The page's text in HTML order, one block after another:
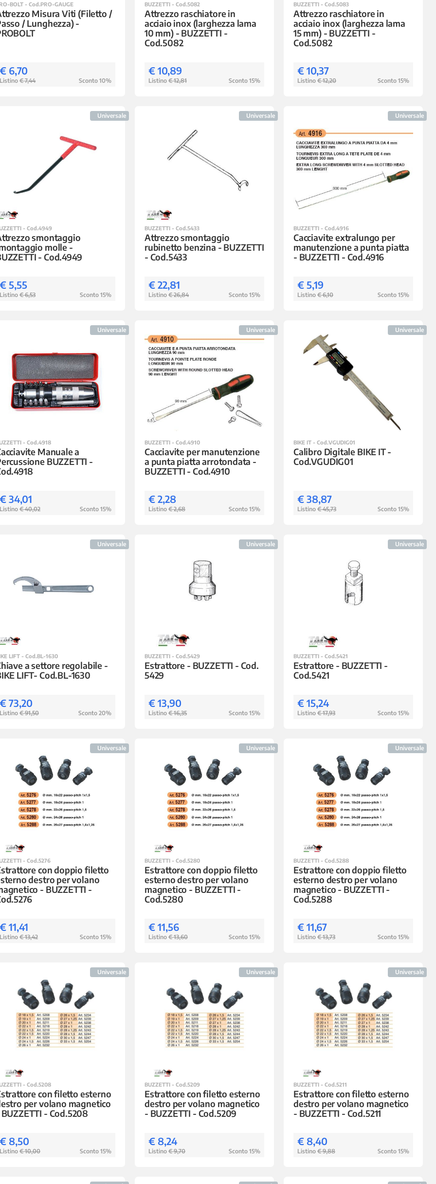
BOLT - Cod.PRO-GAUGE
Misura Viti (Filetto /
/ Lunghezza) -
6,70
€ 7,44 Sconto 10%
BUZZETTI - Cod.5082
Attrezzo raschiatore in
acciaio inox (larghezza lama
10 mm) - BUZZETTI -
Cod.5082
€ 10,89
Listino € 12,81 Sconto 15%
BUZZETTI - Cod.5083
Attrezzo raschiatore in
acciaio inox (larghezza lama
15 mm) - BUZZETTI -
Cod.5082
€ 10,37
Listino € 12,20 Sconto 15%
Universale
- Cod.4949
smontaggio
molle -
- Cod.4949
5,55
€ 6,53 Sconto 15%
Universale
BUZZETTI - Cod.5433
Attrezzo smontaggio
rubinetto benzina - BUZZETTI
- Cod.5433
€ 22,81
Listino € 26,84 Sconto 15%
Universale
BUZZETTI - Cod.4916
Cacciavite extralungo per
manutenzione a punta piatta
- BUZZETTI - Cod.4916
€ 5,19
Listino € 6,10 Sconto 15%
Universale
- Cod.4918
Manuale a
BUZZETTI -
34,01
€ 40,02 Sconto 15%
Universale
BUZZETTI - Cod.4910
Cacciavite per manutenzione
a punta piatta arrotondata -
BUZZETTI - Cod.4910
€ 2,28
Listino € 2,68 Sconto 15%
Universale
BIKE IT - Cod.VGUDIG01
Calibro Digitale BIKE IT -
Cod.VGUDIG01
€ 38,87
Listino € 45,73 Sconto 15%
Universale
LIFT - Cod.BL-1630
a settore regolabile -
LIFT- Cod.BL-1630
73,20
€ 91,50 Sconto 20%
Universale
BUZZETTI - Cod.5429
Estrattore - BUZZETTI - Cod.
5429
€ 13,90
Listino € 16,35 Sconto 15%
Universale
BUZZETTI - Cod.5421
Estrattore - BUZZETTI -
Cod.5421
€ 15,24
Listino € 17,93 Sconto 15%
Universale
- Cod.5276
con doppio filetto
destro per volano
- BUZZETTI -
11,41
€ 13,42 Sconto 15%
Universale
BUZZETTI - Cod.5280
Estrattore con doppio filetto
esterno destro per volano
magnetico - BUZZETTI -
Cod.5280
€ 11,56
Listino € 13,60 Sconto 15%
Universale
BUZZETTI - Cod.5288
Estrattore con doppio filetto
esterno destro per volano
magnetico - BUZZETTI -
Cod.5288
€ 11,67
Listino € 13,73 Sconto 15%
Universale
- Cod.5208
con filetto esterno
per volano magnetico
- Cod.5208
8,50
€ 10,00 Sconto 15%
Universale
BUZZETTI - Cod.5209
Estrattore con filetto esterno
destro per volano magnetico
- BUZZETTI - Cod.5209
€ 8,24
Listino € 9,70 Sconto 15%
Universale
BUZZETTI - Cod.5211
Estrattore con filetto esterno
destro per volano magnetico
- BUZZETTI - Cod.5211
€ 8,40
Listino € 9,88 Sconto 15%